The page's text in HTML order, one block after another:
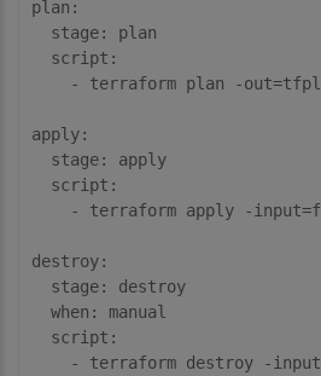
plan:
  stage: plan
  script:
    -
terraform plan -
apply:
  stage: apply
  script:
    -
terraform apply -input=
destroy:
  stage: destroy
  when: manual
  script:
    -
terraform destroy -